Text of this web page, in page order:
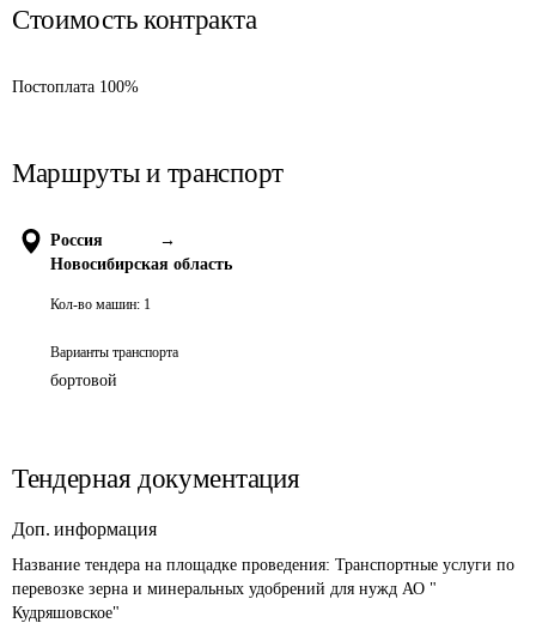
Стоимость контракта
Постоплата 100%
Маршруты и транспорт
Россия
→
Новосибирская область
Кол-во машин: 1
Варианты транспорта
бортовой
Тендерная документация
Доп. информация
Название тендера на площадке проведения: Транспортные услуги по
перевозке зерна и минеральных удобрений для нужд АО "
Кудряшовское"